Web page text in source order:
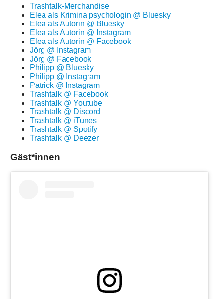
Trashtalk-Merchandise
Elea als Kriminalpsychologin @ Bluesky
Elea als Autorin @ Bluesky
Elea als Autorin @ Instagram
Elea als Autorin @ Facebook
Jörg @ Instagram
Jörg @ Facebook
Philipp @ Bluesky
Philipp @ Instagram
Patrick @ Instagram
Trashtalk @ Facebook
Trashtalk @ Youtube
Trashtalk @ Discord
Trashtalk @ iTunes
Trashtalk @ Spotify
Trashtalk @ Deezer
Gäst*innen